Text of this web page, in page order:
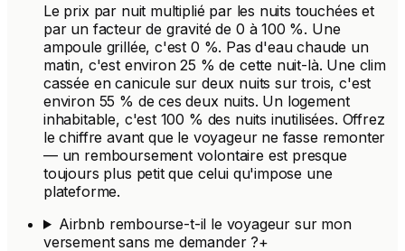
Le prix par nuit multiplié par les nuits touchées et
par un facteur de gravité de 0 à 100 %. Une
ampoule grillée, c'est 0 %. Pas d'eau chaude un
matin, c'est environ 25 % de cette nuit-là. Une clim
cassée en canicule sur deux nuits sur trois, c'est
environ 55 % de ces deux nuits. Un logement
inhabitable, c'est 100 % des nuits inutilisées. Offrez
le chiffre avant que le voyageur ne fasse remonter
— un remboursement volontaire est presque
toujours plus petit que celui qu'impose une
plateforme.
Airbnb rembourse-t-il le voyageur sur mon
versement sans me demander ?+